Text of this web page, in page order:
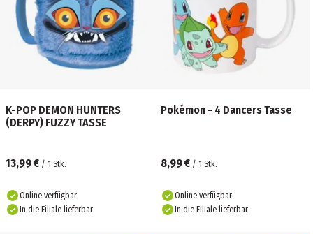
K-POP DEMON HUNTERS
(DERPY) FUZZY TASSE
13,99 € / 1 Stk.
Online verfügbar
In die Filiale lieferbar
Pokémon - 4 Dancers Tasse
8,99 € / 1 Stk.
Online verfügbar
In die Filiale lieferbar